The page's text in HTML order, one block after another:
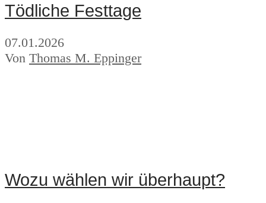
Tödliche Festtage
07.01.2026
Von Thomas M. Eppinger
Wozu wählen wir überhaupt?